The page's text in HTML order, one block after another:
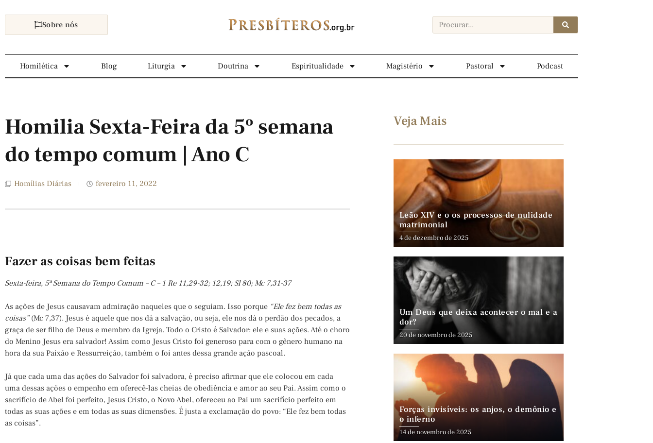
Sobre nós
Homilética Blog Liturgia Doutrina Espiritualidade Magistério Pastoral Podcast
Homilia Sexta-Feira da 5º semana
do tempo comum | Ano C
Homílias Diárias fevereiro 11, 2022
Fazer as coisas bem feitas
Sexta-feira, 5ª Semana do Tempo Comum – C – 1 Re 11,29-32; 12,19; Sl 80; Mc 7,31-37
As ações de Jesus causavam admiração naqueles que o seguiam. Isso porque “Ele fez bem todas as
coisas” (Mc 7,37). Jesus é aquele que nos dá a salvação, ou seja, ele nos dá o perdão dos pecados, a
graça de ser filho de Deus e membro da Igreja. Todo o Cristo é Salvador: ele e suas ações. Até o choro
do Menino Jesus era salvador! Assim como Jesus Cristo foi generoso para com o gênero humano na
hora da sua Paixão e Ressurreição, também o foi antes dessa grande ação pascoal.
Já que cada uma das ações do Salvador foi salvadora, é preciso afirmar que ele colocou em cada
uma dessas ações o empenho em oferecê-las cheias de obediência e amor ao seu Pai. Assim como o
sacrifício de Abel foi perfeito, Jesus Cristo, o Novo Abel, ofereceu ao Pai um sacrifício perfeito em
todas as suas ações e em todas as suas dimensões. É justa a exclamação do povo: “Ele fez bem todas
as coisas”.
Veja Mais
Leão XIV e o os processos de nulidade
matrimonial
4 de dezembro de 2025
Um Deus que deixa acontecer o mal e a
dor?
20 de novembro de 2025
Forças invisíveis: os anjos, o demônio e
o inferno
14 de novembro de 2025